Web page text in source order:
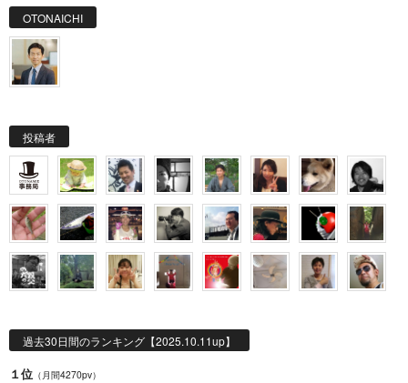
OTONAICHI
投稿者
過去30日間のランキング【2025.10.11up】
１位 （月間4270pv）